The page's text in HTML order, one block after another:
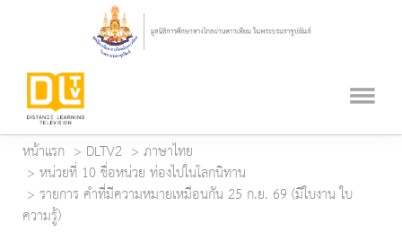
หน้าแรก DLTV2
ภาษาไทย
หน่วยที่ 10 ชื่อหน่วย ท่องไปในโลกนิทาน
รายการ คำที่มีความหมายเหมือนกัน 25 ก.ย. 69 (มีใบงาน ใบ
ความรู้)